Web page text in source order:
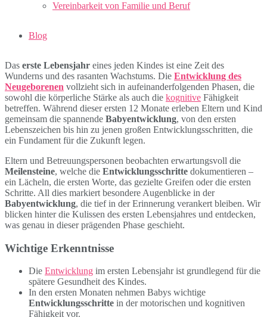
Vereinbarkeit von Familie und Beruf
Blog
Das erste Lebensjahr eines jeden Kindes ist eine Zeit des
Wunderns und des rasanten Wachstums. Die Entwicklung des
Neugeborenen vollzieht sich in aufeinanderfolgenden Phasen, die
sowohl die körperliche Stärke als auch die kognitive Fähigkeit
betreffen. Während dieser ersten 12 Monate erleben Eltern und Kind
gemeinsam die spannende Babyentwicklung, von den ersten
Lebenszeichen bis hin zu jenen großen Entwicklungsschritten, die
ein Fundament für die Zukunft legen.
Eltern und Betreuungspersonen beobachten erwartungsvoll die
Meilensteine, welche die Entwicklungsschritte dokumentieren –
ein Lächeln, die ersten Worte, das gezielte Greifen oder die ersten
Schritte. All dies markiert besondere Augenblicke in der
Babyentwicklung, die tief in der Erinnerung verankert bleiben. Wir
blicken hinter die Kulissen des ersten Lebensjahres und entdecken,
was genau in dieser prägenden Phase geschieht.
Wichtige Erkenntnisse
Die Entwicklung im ersten Lebensjahr ist grundlegend für die
spätere Gesundheit des Kindes.
In den ersten Monaten nehmen Babys wichtige
Entwicklungsschritte in der motorischen und kognitiven
Fähigkeit vor.